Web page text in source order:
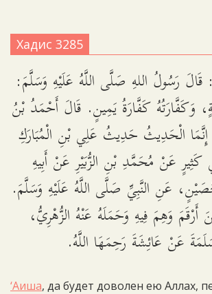
Хадис 3285
رَسُولُ اللهِ صَلَّى اللَّهُ عَلَيْهِ وَسَلَّمَ:
وَكَفَّارَتُهُ كَفَّارَةُ يَمِينٍ. قَالَ أَحْمَدُ بْنُ
الْحَدِيثُ حَدِيثُ عَلِي بْنِ الْمُبَارَكِ
عَنْ مُحَمَّدِ بْنِ الزُّبَيْرِ عَنْ أَبِيهِ
عَنِ النَّبِيِّ صَلَّى اللَّهُ عَلَيْهِ وَسَلَّمَ.
أَرْقَمَ وَهِمَ فِيهِ وَحَمَلَهُ عَنْهُ الزُّهْرِيُّ،
عَنْ عَائِشَةَ رَحِمَهَا اللَّهُ.
‘Аиша, да будет доволен ею Аллах,